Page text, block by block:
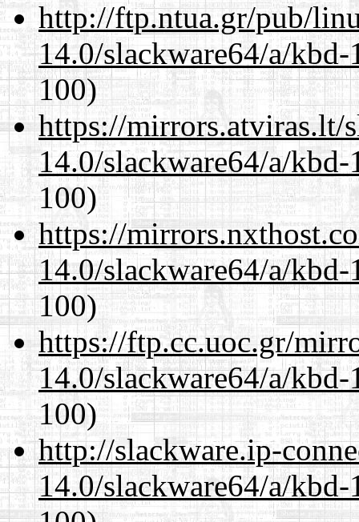
http://ftp.ntua.gr/pub/
14.0/slackware64/a/
100)
https://mirrors.atviras.lt/
14.0/slackware64/a/
100)
https://
14.0/slackware64/a/
100)
https://ftp.cc.uoc.gr/
14.0/slackware64/a/
100)
http://slackware.ip-
14.0/slackware64/a/